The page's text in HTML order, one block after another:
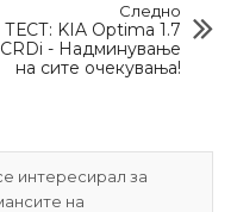
Следно
ТЕСТ: KIA Optima 1.7
CRDi - Надминување
на сите очекувања!
интересирал за
на